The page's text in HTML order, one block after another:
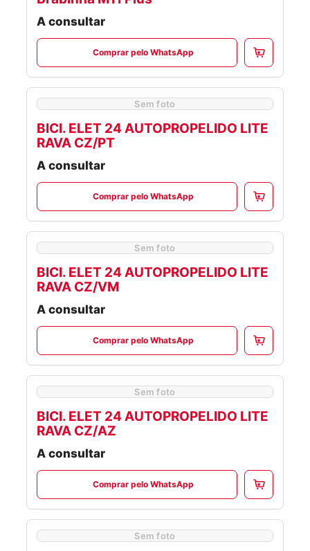
A consultar
Comprar pelo WhatsApp
Sem foto
BICI. ELET 24 AUTOPROPELIDO LITE
RAVA CZ/PT
A consultar
Comprar pelo WhatsApp
Sem foto
BICI. ELET 24 AUTOPROPELIDO LITE
RAVA CZ/VM
A consultar
Comprar pelo WhatsApp
Sem foto
BICI. ELET 24 AUTOPROPELIDO LITE
RAVA CZ/AZ
A consultar
Comprar pelo WhatsApp
Sem foto